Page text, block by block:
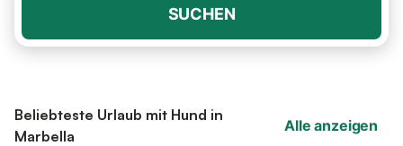
SUCHEN
Beliebteste Urlaub mit Hund in
Marbella
Alle anzeigen